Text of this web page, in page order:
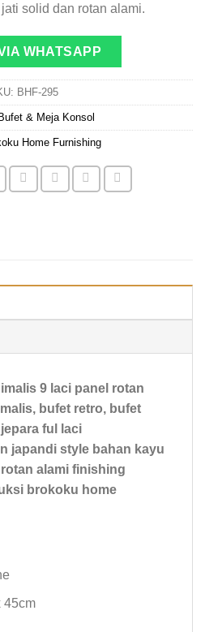
solid dan rotan alami.
WHATSAPP
BHF-295
Bufet & Meja Konsol
Home Furnishing
9 laci panel rotan
bufet retro, bufet
ful laci
japandi style bahan kayu
alami finishing
brokoku home
45cm